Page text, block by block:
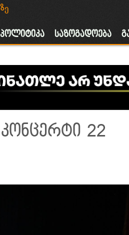
პოლიტიკა საზოგადოება
22